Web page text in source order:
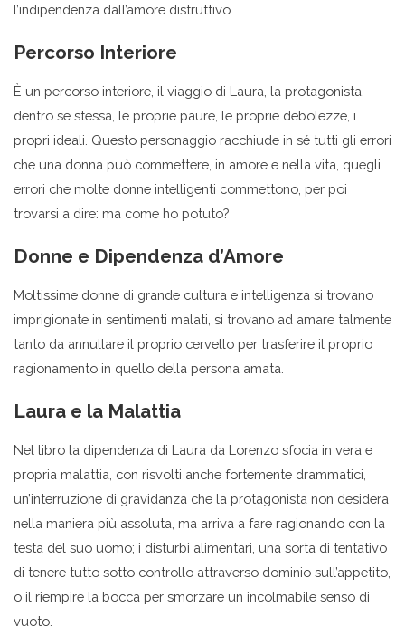
l’indipendenza dall’amore distruttivo.
Percorso Interiore
È un percorso interiore, il viaggio di Laura, la protagonista,
dentro se stessa, le proprie paure, le proprie debolezze, i
propri ideali. Questo personaggio racchiude in sé tutti gli errori
che una donna può commettere, in amore e nella vita, quegli
errori che molte donne intelligenti commettono, per poi
trovarsi a dire: ma come ho potuto?
Donne e Dipendenza d’Amore
Moltissime donne di grande cultura e intelligenza si trovano
imprigionate in sentimenti malati, si trovano ad amare talmente
tanto da annullare il proprio cervello per trasferire il proprio
ragionamento in quello della persona amata.
Laura e la Malattia
Nel libro la dipendenza di Laura da Lorenzo sfocia in vera e
propria malattia, con risvolti anche fortemente drammatici,
un’interruzione di gravidanza che la protagonista non desidera
nella maniera più assoluta, ma arriva a fare ragionando con la
testa del suo uomo; i disturbi alimentari, una sorta di tentativo
di tenere tutto sotto controllo attraverso dominio sull’appetito,
o il riempire la bocca per smorzare un incolmabile senso di
vuoto.